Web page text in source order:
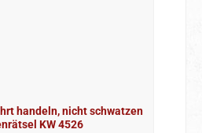
handeln, nicht schwatzen
KW 4526